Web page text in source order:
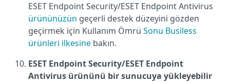
ESET Endpoint Security/ESET Endpoint Antivirus
ürününüzün geçerli destek düzeyini gözden
geçirmek için Kullanım Ömrü Sonu Busiless
ürünleri ilkesine bakın.
ESET Endpoint Security/ESET Endpoint
Antivirus ürününü bir sunucuya yükleyebilir